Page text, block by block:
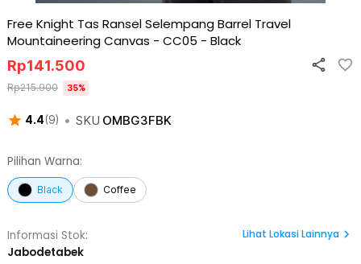
Free Knight Tas Ransel Selempang Barrel Travel
Mountaineering Canvas - CC05 - Black
4.4(9) • SKU OMBG3FBK
Rp141.500
Rp215.900 35%
Pilihan Warna:
Black Coffee
Informasi Stok:
Jabodetabek
Lihat Lokasi Lainnya